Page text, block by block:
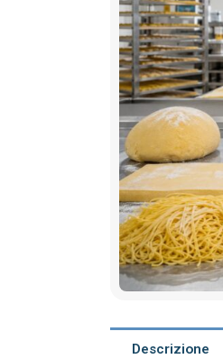
Descrizione